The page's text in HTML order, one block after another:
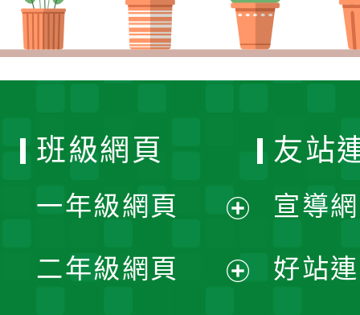
班級網頁
一年級網頁
開
二年級網頁
友站
宣導
好站